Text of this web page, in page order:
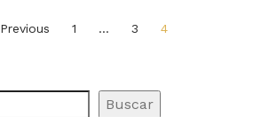
1 … 3 4
Buscar